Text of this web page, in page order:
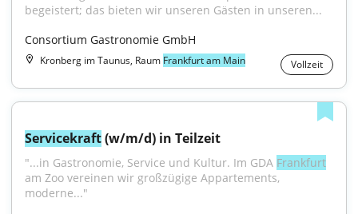
begeistert; das bieten wir unseren Gästen in unseren...
Consortium Gastronomie GmbH
Kronberg im Taunus, Raum Frankfurt am Main Vollzeit
Servicekraft (w/m/d) in Teilzeit
"...in Gastronomie, Service und Kultur. Im GDA Frankfurt
am Zoo vereinen wir großzügige Appartements,
moderne..."